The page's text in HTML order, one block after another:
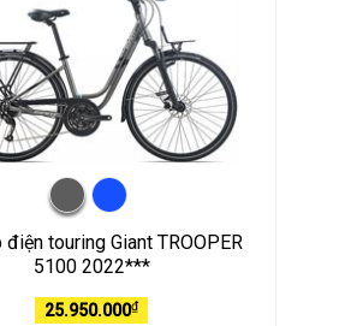
touring Giant TROOPER
5100 2022***
25.950.000₫